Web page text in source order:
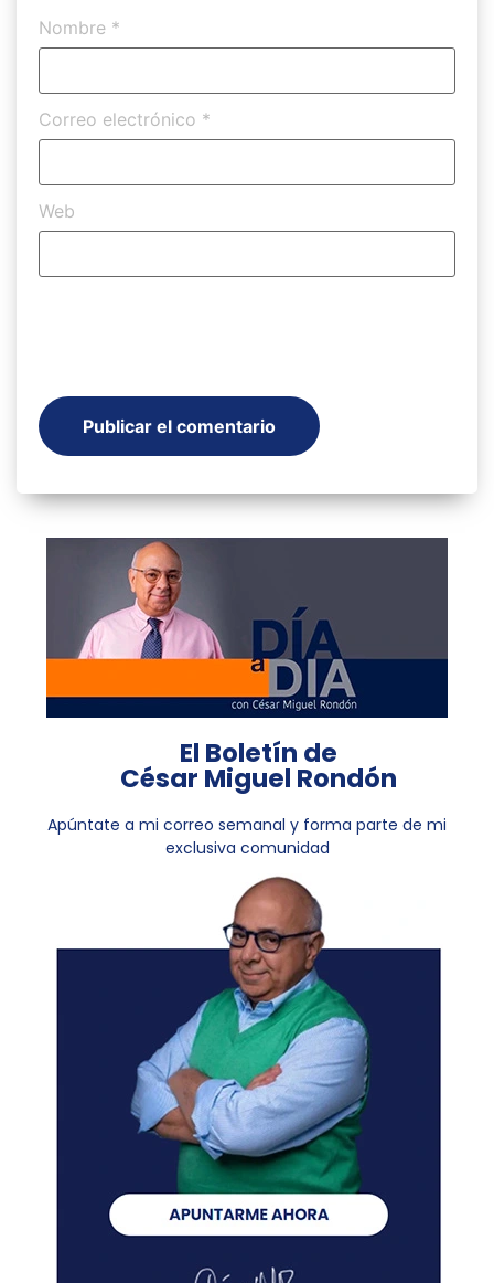
Nombre *
Correo electrónico *
Web
El Boletín de
César Miguel Rondón
Apúntate a mi correo semanal y forma parte de mi
exclusiva comunidad